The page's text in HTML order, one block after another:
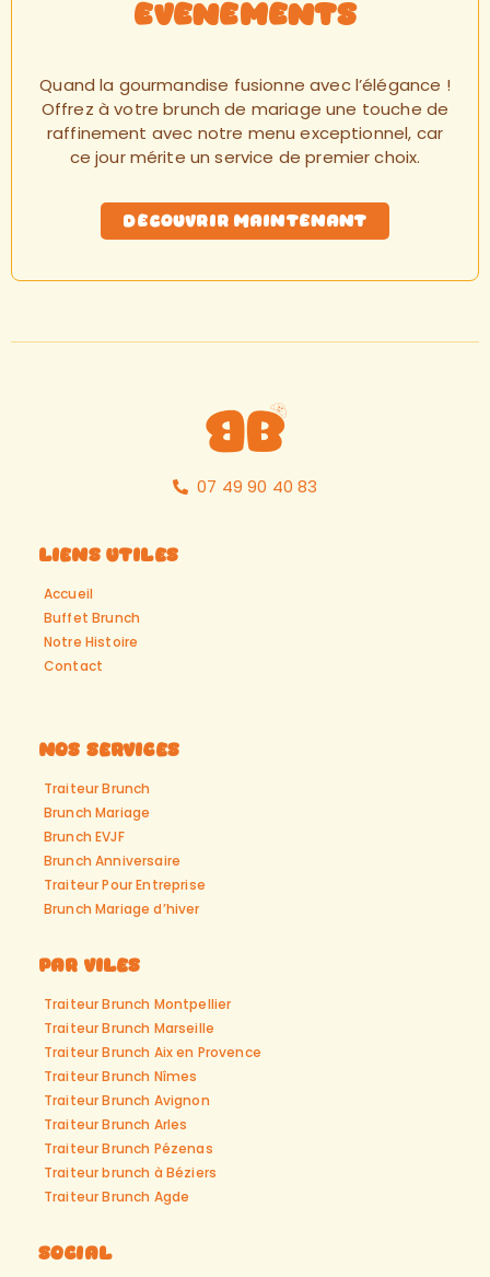
evenements
Quand la gourmandise fusionne avec l’élégance !
Offrez à votre brunch de mariage une touche de
raffinement avec notre menu exceptionnel, car
ce jour mérite un service de premier choix.
Decouvrir maintenant
07 49 90 40 83
Liens Utiles
Accueil
Buffet Brunch
Notre Histoire
Contact
Nos Services
Traiteur Brunch
Brunch Mariage
Brunch EVJF
Brunch Anniversaire
Traiteur Pour Entreprise
Brunch Mariage d’hiver
Par viles
Traiteur Brunch Montpellier
Traiteur Brunch Marseille
Traiteur Brunch Aix en Provence
Traiteur Brunch Nîmes
Traiteur Brunch Avignon
Traiteur Brunch Arles
Traiteur Brunch Pézenas
Traiteur brunch à Béziers
Traiteur Brunch Agde
Social